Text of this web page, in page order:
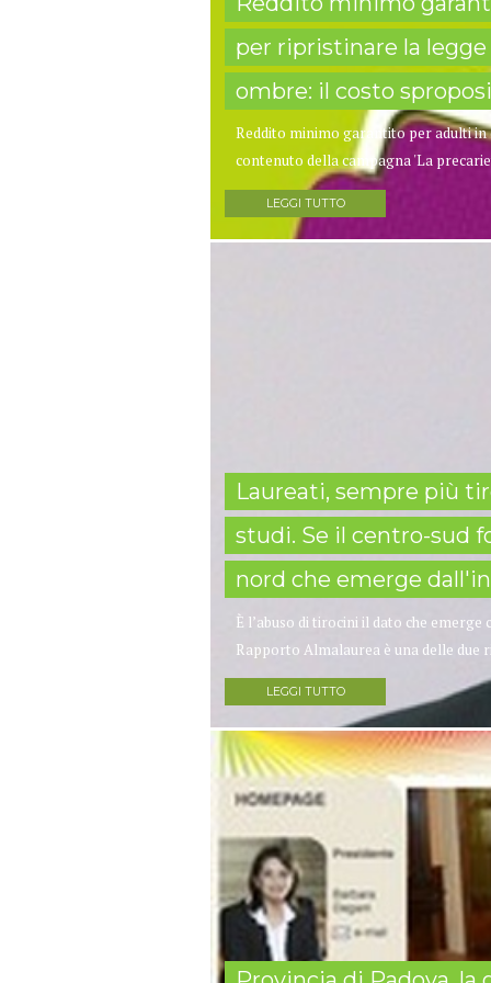
per ripristinare la
ombre: il costo
Reddito minimo garantito per adulti in
contenuto della campagna 'La
LEGGI TUTTO
Laureati, sempre più
studi. Se il centro-sud
nord che emerge
È l’abuso di tirocini il dato che
Rapporto Almalaurea è una delle due
LEGGI TUTTO